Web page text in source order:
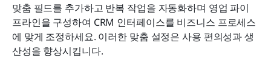
맞춤 필드를 추가하고 반복 작업을 자동화하며 영업 파이
프라인을 구성하여 CRM 인터페이스를 비즈니스 프로세스
에 맞게 조정하세요. 이러한 맞춤 설정은 사용 편의성과 생
산성을 향상시킵니다.